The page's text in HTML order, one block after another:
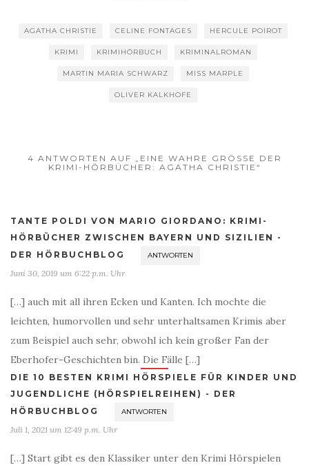
AGATHA CHRISTIE CELINE FONTAGES HERCULE POIROT
KRIMI KRIMIHÖRBUCH KRIMINALROMAN
MARTIN MARIA SCHWARZ MISS MARPLE
OLIVER KALKHOFE
4 ANTWORTEN AUF „EINE WAHRE GRÖSSE DER K
RIMI-HÖRBÜCHER: AGATHA CHRISTIE“
TANTE POLDI VON MARIO GIORDANO: KRIMI-
HÖRBÜCHER ZWISCHEN BAYERN UND SIZILIEN -
DER HÖRBUCHBLOG
ANTWORTEN
Juni 30, 2019 um 6:22 p.m. Uhr
[…] auch mit all ihren Ecken und Kanten. Ich mochte die
leichten, humorvollen und sehr unterhaltsamen Krimis aber
zum Beispiel auch sehr, obwohl ich kein großer Fan der
Eberhofer-Geschichten bin. Die Fälle […]
DIE 10 BESTEN KRIMI HÖRSPIELE FÜR KINDER UND
JUGENDLICHE (HÖRSPIELREIHEN) - DER
HÖRBUCHBLOG
ANTWORTEN
Juli 1, 2021 um 12:49 p.m. Uhr
[…] Start gibt es den Klassiker unter den Krimi Hörspielen